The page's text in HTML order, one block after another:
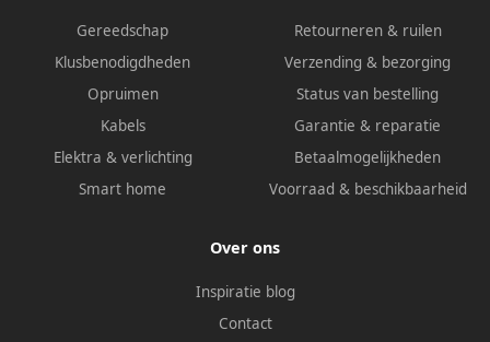
Gereedschap
Klusbenodigdheden
Opruimen
Kabels
Elektra & verlichting
Smart home
Retourneren & ruilen
Verzending & bezorging
Status van bestelling
Garantie & reparatie
Betaalmogelijkheden
Voorraad & beschikbaarheid
Over ons
Inspiratie blog
Contact